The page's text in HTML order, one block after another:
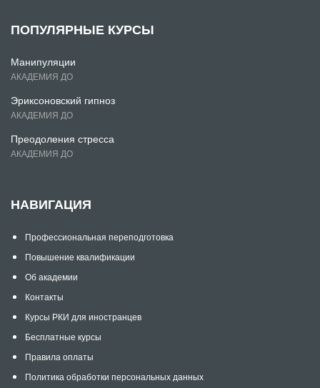
ПОПУЛЯРНЫЕ КУРСЫ
Манипуляции
АКАДЕМИЯ ДО
Эриксоновский гипноз
АКАДЕМИЯ ДО
Преодоления стресса
АКАДЕМИЯ ДО
НАВИГАЦИЯ
Профессиональная переподготовка
Повышение квалификации
Об академии
Контакты
Курсы РКИ для иностранцев
Бесплатные курсы
Правила оплаты
Политика обработки персональных данных